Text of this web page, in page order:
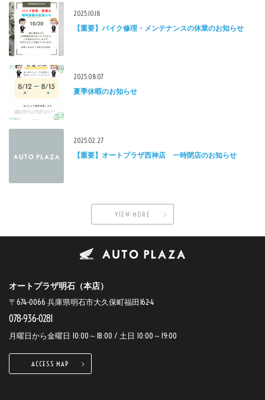
2025.10.18
【重要】バイク修理・メンテナンスの休業のお知らせ
2025.08.07
夏季休暇のお知らせ
2025.02.27
【重要】オートプラザ西神店 一時閉店のお知らせ
VIEW MORE
オートプラザ明石（本店）
〒674-0066 兵庫県明石市大久保町福田162-4
078-936-0281
月曜日から金曜日 10:00～18:00 / 土日 10:00～19:00
ACCESS MAP